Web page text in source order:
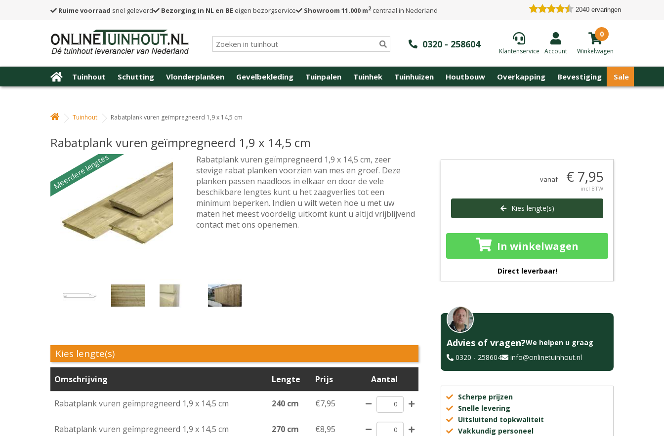
Ruime voorraad snel geleverd Bezorging in NL en BE eigen bezorgservice Showroom 11.000 m2centraal in Nederland 2040 ervaringen
0320 - 258604
Klantenservice Account
0
Winkelwagen
Tuinhout Schutting Vlonderplanken Gevelbekleding Tuinpalen Tuinhek Tuinhuizen Houtbouw Overkapping Bevestiging Sale
Tuinhout Rabatplank vuren geïmpregneerd 1,9 x 14,5 cm
Rabatplank vuren geïmpregneerd 1,9 x 14,5 cm
Meerdere lengtes
Rabatplank vuren geïmpregneerd 1,9 x 14,5 cm, zeer
stevige rabat planken voorzien van mes en groef. Deze
planken passen naadloos in elkaar en door de vele
beschikbare lengtes kunt u het zaagverlies tot een
minimum beperken. Indien u wilt weten hoe u met uw
maten het meest voordelig uitkomt kunt u altijd vrijblijvend
contact met ons openemen.
Kies lengte(s)
Omschrijving Lengte Prijs Aantal
Rabatplank vuren geïmpregneerd 1,9 x 14,5 cm 240 cm €7,95
Rabatplank vuren geïmpregneerd 1,9 x 14,5 cm 270 cm €8,95
vanaf € 7,95
incl BTW
Kies lengte(s)
In winkelwagen
Direct leverbaar!
Advies of vragen?We helpen u graag
0320 - 258604
info@onlinetuinhout.nl
Scherpe prijzen
Snelle levering
Uitsluitend topkwaliteit
Vakkundig personeel